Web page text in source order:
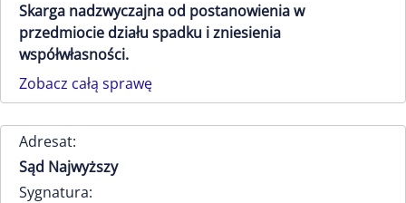
Skarga nadzwyczajna od postanowienia w
przedmiocie działu spadku i zniesienia
współwłasności.
Zobacz całą sprawę
Adresat:
Sąd Najwyższy
Sygnatura: